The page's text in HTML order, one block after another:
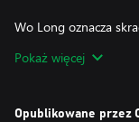
Wo Long oznacza
oficerach, których
Pokaż więcej
Opublikowane przez